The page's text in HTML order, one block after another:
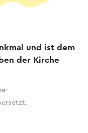
und ist dem
der Kirche